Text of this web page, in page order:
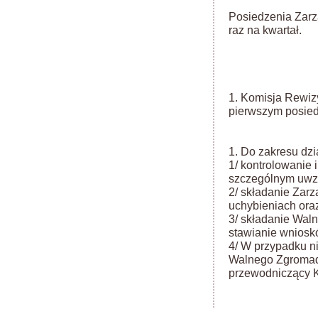
Posiedzenia
raz na kwartał.
1. Komisja
pierwszym
1. Do zakresu
1/ kontrolowanie
szczególnym
2/ składanie
uchybieniach
3/ składanie
stawianie
4/ W przypadku
Walnego
przewodniczący